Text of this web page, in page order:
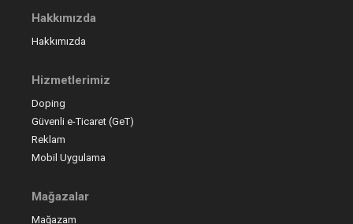
Hakkımızda
Hakkımızda
Hizmetlerimiz
Doping
Güvenli e-Ticaret (GeT)
Reklam
Mobil Uygulama
Mağazalar
Mağazam